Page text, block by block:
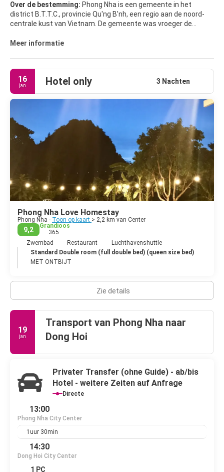
Over de bestemming: Phong Nha is een gemeente in het
district B.T.T.C., provincie Qu'ng B'nh, een regio aan de noord-
centrale kust van Vietnam. De gemeente was vroeger de
Meer informatie
16
jan Hotel only 3 Nachten
Phong Nha Love Homestay
Phong Nha - Toon op kaart > 2,2 km van Center
9,2
Grandioos
365
Zwembad
Restaurant
Luchthavenshuttle
Standard Double room (full double bed) (queen size bed)
MET ONTBIJT
Zie details
19
jan
Transport van Phong Nha naar
Dong Hoi
Privater Transfer (ohne Guide) - ab/bis
Hotel - weitere Zeiten auf Anfrage
Directe
13:00
Phong Nha City Center
1uur 30min
14:30
Dong Hoi City Center
1 PC